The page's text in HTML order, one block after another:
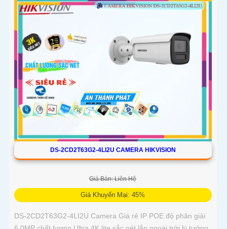
DS-2CD2T63G2-4LI2U CAMERA HIKVISION
Giá Bán: Liên Hệ
Giá Khuyến Mại: 45%
DS-2CD2T63G2-4LI2U Camera Giá rẻ IP POE độ phân giải